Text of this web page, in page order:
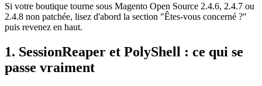
Si votre boutique tourne sous Magento Open Source 2.4.6, 2.4.7 ou
2.4.8 non patchée, lisez d'abord la section "Êtes-vous concerné ?"
puis revenez en haut.
1. SessionReaper et PolyShell : ce qui se
passe vraiment